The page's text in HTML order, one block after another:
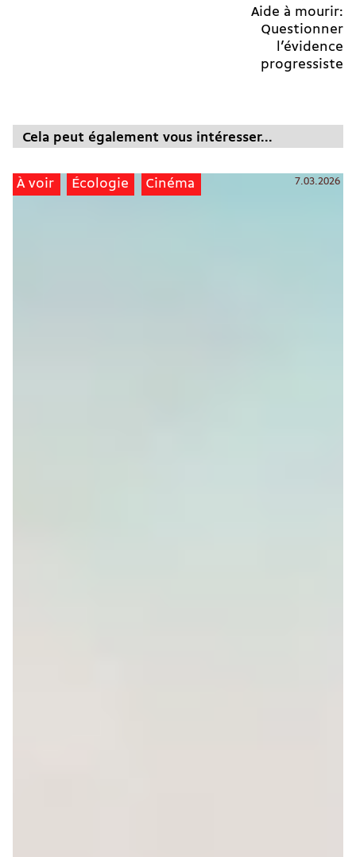
Aide à mourir:
Questionner
l’évidence
progressiste
Cela peut également vous intéresser...
À voir Écologie Cinéma 7.03.2026